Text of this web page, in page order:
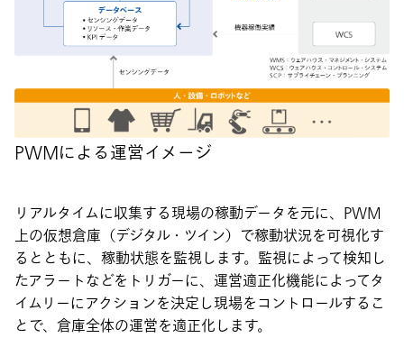
PWMによる運営イメージ
リアルタイムに収集する現場の稼動データを元に、PWM
上の仮想倉庫（デジタル・ツイン）で稼動状況を可視化す
るとともに、稼動状態を監視します。監視によって検知し
たアラートなどをトリガーに、運営適正化機能によってタ
イムリーにアクションを決定し現場をコントロールするこ
とで、倉庫全体の運営を適正化します。